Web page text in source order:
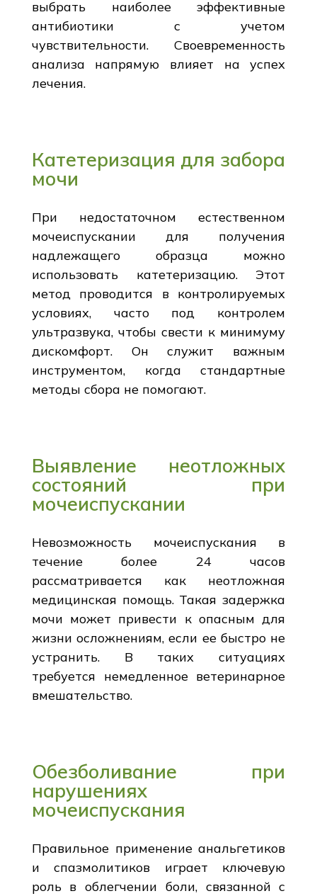
выбрать наиболее эффективные
антибиотики с учетом
чувствительности. Своевременность
анализа напрямую влияет на успех
лечения.
Катетеризация для забора
мочи
При недостаточном естественном
мочеиспускании для получения
надлежащего образца можно
использовать катетеризацию. Этот
метод проводится в контролируемых
условиях, часто под контролем
ультразвука, чтобы свести к минимуму
дискомфорт. Он служит важным
инструментом, когда стандартные
методы сбора не помогают.
Выявление неотложных
состояний при
мочеиспускании
Невозможность мочеиспускания в
течение более 24 часов
рассматривается как неотложная
медицинская помощь. Такая задержка
мочи может привести к опасным для
жизни осложнениям, если ее быстро не
устранить. В таких ситуациях
требуется немедленное ветеринарное
вмешательство.
Обезболивание при
нарушениях
мочеиспускания
Правильное применение анальгетиков
и спазмолитиков играет ключевую
роль в облегчении боли, связанной с